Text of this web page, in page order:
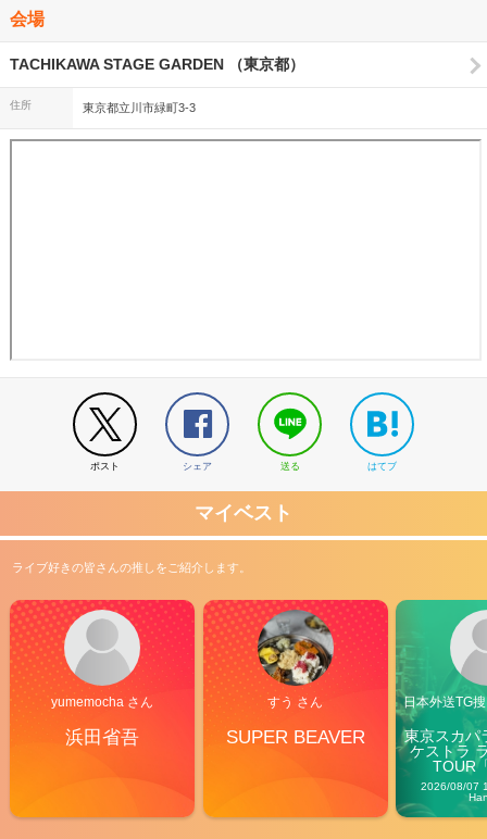
会場
TACHIKAWA STAGE GARDEN （東京都）
住所 東京都立川市緑町3-3
ポスト シェア 送る はてブ
マイベスト
ライブ好きの皆さんの推しをご紹介します。
yumemocha さん
浜田省吾
すう さん
SUPER BEAVER
日本外送TG
東京スカパ
ケストラ
TOUR
2026/08/07